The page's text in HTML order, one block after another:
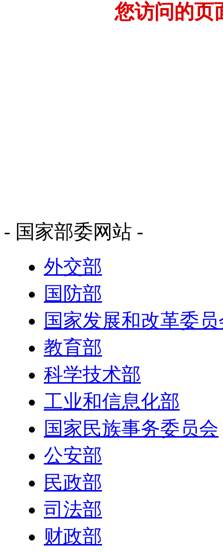
您访问的页
- 国家部委网站 -
外交部
国防部
国家发展和改革委
教育部
科学技术部
工业和信息化部
国家民族事务委员会
公安部
民政部
司法部
财政部